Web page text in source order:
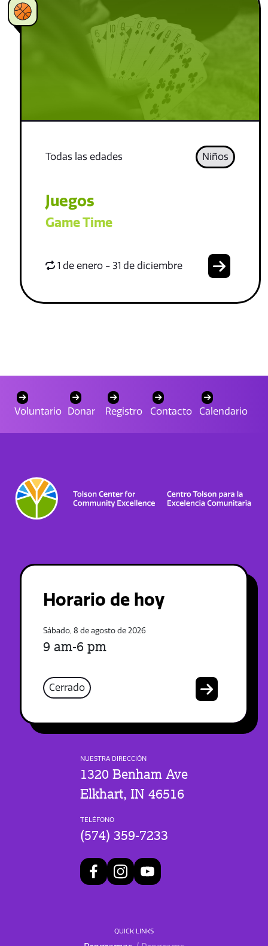
Todas las edades Niños
Juegos
Game Time
1 de enero - 31 de diciembre
Voluntario Donar Registro Contacto Calendario
Horario de hoy
Sábado, 8 de agosto de 2026
9 am-6 pm
Cerrado
NUESTRA DIRECCIÓN
1320 Benham Ave
Elkhart, IN 46516
TELÉFONO
(574) 359-7233
QUICK LINKS